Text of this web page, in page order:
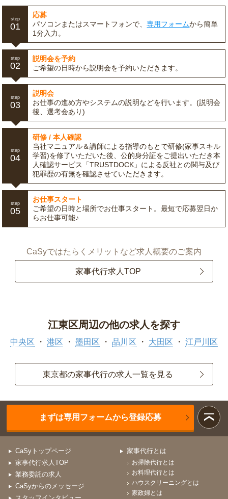
step
01
応募
パソコンまたはスマートフォンで、専用フォームから簡単
1分入力。
step
02
説明会を予約
ご希望の日時から説明会を予約いただきます。
step
03
説明会
お仕事の進め方やシステムの説明などを行います。(説明会
後、選考会あり)
step
04
研修 / 本人確認
当社マニュアル＆講師による指導のもとで研修(家事スキル
学習)を修了いただいた後、公的身分証をご提出いただき本
人確認サービス「TRUSTDOCK」による反社との関与及び
犯罪歴の有無を確認させていただきます。
step
05
お仕事スタート
ご希望の日時と場所でお仕事スタート。最短で応募翌日か
らお仕事可能♪
CaSyではたらくメリットなど求人概要のご案内
家事代行求人TOP
江東区周辺の他の求人を探す
中央区 港区 墨田区 品川区 大田区 江戸川区
東京都の家事代行の求人一覧を見る
まずは専用フォームから登録応募
CaSyトップページ
家事代行求人TOP
業務委託の求人
CaSyからのメッセージ
家事代行とは
お掃除代行とは
お料理代行とは
ハウスクリーニングとは
家政婦とは